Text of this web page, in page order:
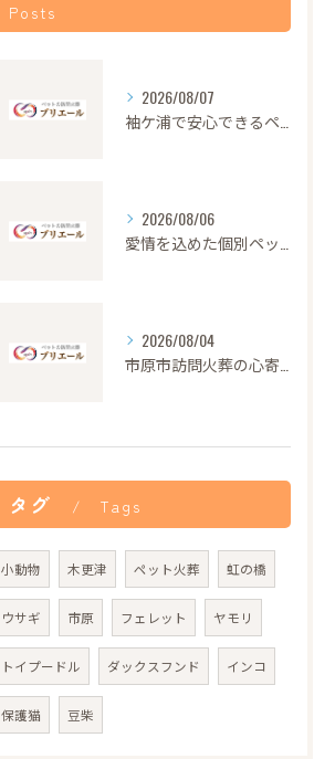
Posts
2026/08/07
2026/08/06
2026/08/04
タグ Tags
小動物 木更津 ペット火葬 虹の橋
ウサギ 市原 フェレット ヤモリ
トイプードル ダックスフンド インコ
保護猫 豆柴